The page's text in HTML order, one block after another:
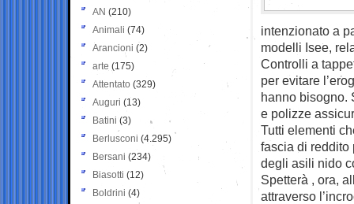
intenzionato a
modelli Isee,
Controlli a
per evitare
hanno bisogno.
e polizze
Tutti elementi
fascia di reddito
degli asili nido
Spetterà , ora,
attraverso
AN (210)
Animali (74)
Arancioni (2)
arte (175)
Attentato (329)
Auguri (13)
Batini (3)
Berlusconi (4.295)
Bersani (234)
Biasotti (12)
Boldrini (4)